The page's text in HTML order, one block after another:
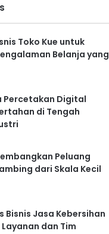
Toko Kue untuk
Belanja yang
Percetakan Digital
di Tengah
Peluang
dari Skala Kecil
Bisnis Jasa Kebersihan
dan Tim